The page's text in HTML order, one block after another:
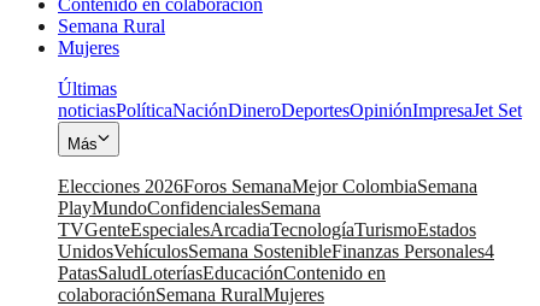
Semana Rural
Mujeres
Últimas
noticiasPolíticaNaciónDineroDeportesOpiniónImpresaJet Set
Más
Elecciones 2026Foros SemanaMejor ColombiaSemana
PlayMundoConfidencialesSemana
TVGenteEspecialesArcadiaTecnologíaTurismoEstados
UnidosVehículosSemana SostenibleFinanzas Personales4
PatasSaludLoteríasEducaciónContenido en
colaboraciónSemana RuralMujeres